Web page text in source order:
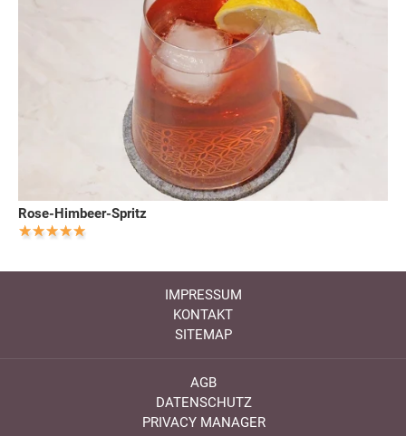
Rose-Himbeer-Spritz
IMPRESSUM
KONTAKT
SITEMAP
AGB
DATENSCHUTZ
PRIVACY MANAGER